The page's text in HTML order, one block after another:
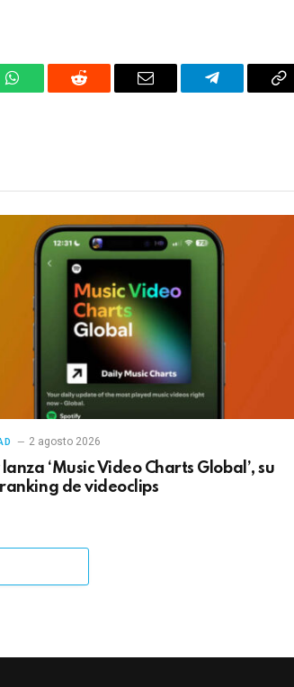
WhatsAppReddit
Correo
Telegrama
2 agosto 2026
‘Music Video Charts Global’, su
de videoclips